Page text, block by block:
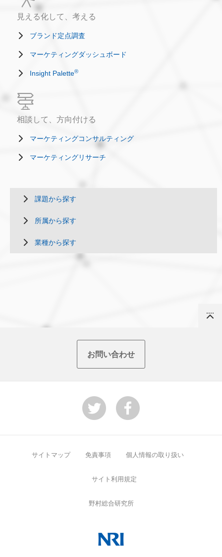
見える化して、考える
ブランド定点調査
マーケティングダッシュボード
Insight Palette®
相談して、方向付ける
マーケティングコンサルティング
マーケティングリサーチ
課題から探す
所属から探す
業種から探す
お問い合わせ
サイトマップ 免責事項 個人情報の取り扱い
サイト利用規定
野村総合研究所